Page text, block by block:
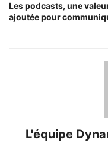
Les podcasts, une
ajoutée pour
L'équipe